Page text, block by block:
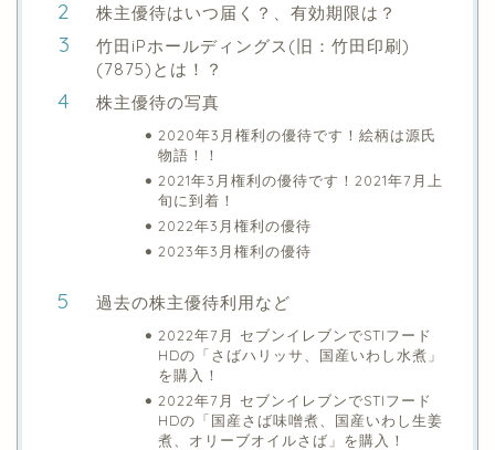
株主優待はいつ届く？、有効期限は？
竹田iPホールディングス(旧：竹田印刷)
(7875)とは！？
株主優待の写真
2020年3月権利の優待です！絵柄は源氏
物語！！
2021年3月権利の優待です！2021年7月上
旬に到着！
2022年3月権利の優待
2023年3月権利の優待
過去の株主優待利用など
2022年7月 セブンイレブンでSTIフード
HDの「さばハリッサ、国産いわし水煮」
を購入！
2022年7月 セブンイレブンでSTIフード
HDの「国産さば味噌煮、国産いわし生姜
煮、オリーブオイルさば」を購入！